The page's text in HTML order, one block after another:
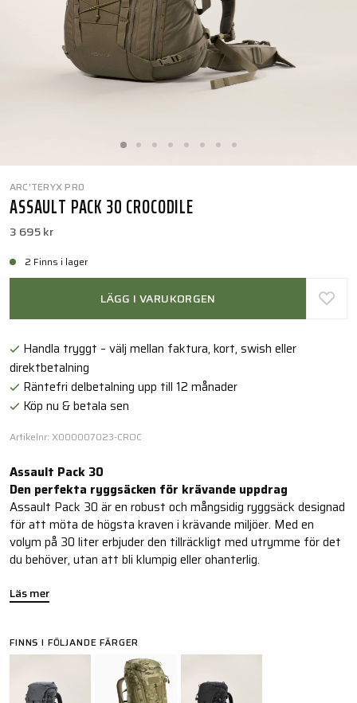
ARC'TERYX PRO
ASSAULT PACK 30 CROCODILE
3 695 kr
2 Finns i lager
LÄGG I VARUKORGEN
Handla tryggt – välj mellan faktura, kort, swish eller
direktbetalning
Räntefri delbetalning upp till 12 månader
Köp nu & betala sen
Artikelnr: X000007023-CROC
Assault Pack 30
Den perfekta ryggsäcken för krävande uppdrag
Assault Pack 30 är en robust och mångsidig ryggsäck designad
för att möta de högsta kraven i krävande miljöer. Med en
volym på 30 liter erbjuder den tillräckligt med utrymme för det
du behöver, utan att bli klumpig eller ohanterlig.
Läs mer
FINNS I FÖLJANDE FÄRGER